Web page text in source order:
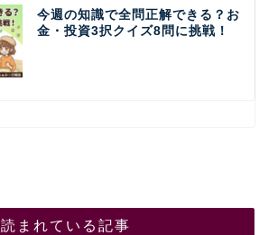
今週の知識で全問正解できる？お
金・投資3択クイズ8問に挑戦！
読まれている記事